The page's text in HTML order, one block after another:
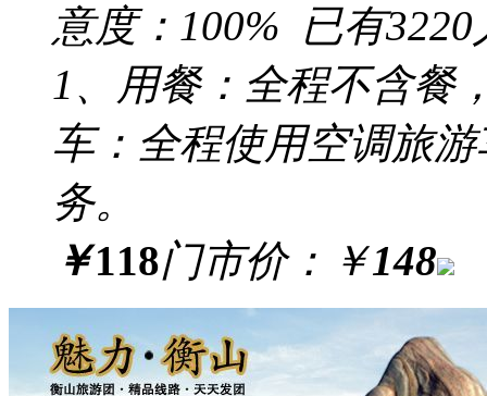
意度： 100% 已有3220
1、用餐：全程不含餐
车：全程使用空调旅
务。
￥118门市价： ￥148